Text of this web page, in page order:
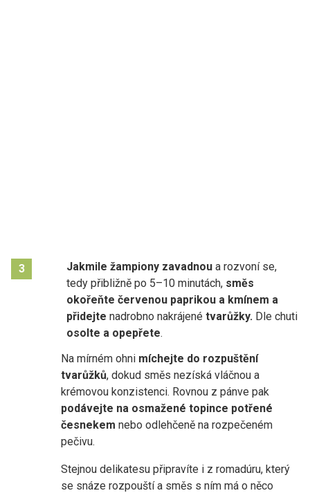
3 Jakmile žampiony zavadnou a rozvoní se,
tedy přibližně po 5–10 minutách, směs
okořeňte červenou paprikou a kmínem a
přidejte nadrobno nakrájené tvarůžky. Dle chuti
osolte a opepřete.
Na mírném ohni míchejte do rozpuštění
tvarůžků, dokud směs nezíská vláčnou a
krémovou konzistenci. Rovnou z pánve pak
podávejte na osmažené topince potřené
česnekem nebo odlehčeně na rozpečeném
pečivu.
Stejnou delikatesu připravíte i z romadúru, který
se snáze rozpouští a směs s ním má o něco